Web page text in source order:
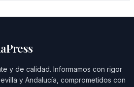
y de calidad. Informamos con rigor
y Andalucía, comprometidos con